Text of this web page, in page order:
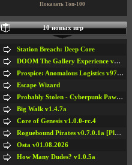
Показать Топ-100
10 новых игр
Station Breach: Deep Core
DOOM The Gallery Experience v1.4.2
Prospice: Anomalous Logistics v97 [Playtest]
Escape Wizard
Probably Stolen - Cyberpunk Pawnshop Simulator v048c [Playtest]
Big Walk v1.4.7a
Core of Genesis v1.0.0-rc.4
Roguebound Pirates v0.7.0.1a [Playtest]
Osta v01.08.2026
How Many Dudes? v1.0.5a